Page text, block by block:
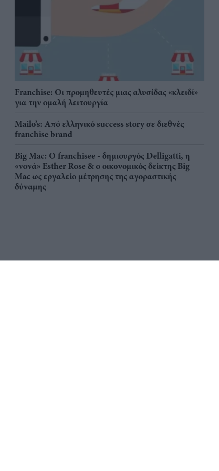
Franchise: Οι προμηθευτές μιας αλυσίδας «κλειδί»
για την ομαλή λειτουργία
Mailo’s: Από ελληνικό success story σε διεθνές
franchise brand
Big Mac: Ο franchisee - δημιουργός Delligatti, η
«νονά» Esther Rose & ο οικονομικός δείκτης Big
Mac ως εργαλείο μέτρησης της αγοραστικής
δύναμης